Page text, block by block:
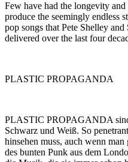
Few have had the longevity
produce the seemingly endless
pop songs that Pete Shelley
delivered over the last four
PLASTIC PROPAGANDA
PLASTIC PROPAGANDA
Schwarz und Weiß. So
hinsehen muss, auch wenn
des bunten Punk aus dem